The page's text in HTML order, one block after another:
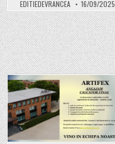
EDITIEDEVRANCEA 16/09/2025
Posted
in